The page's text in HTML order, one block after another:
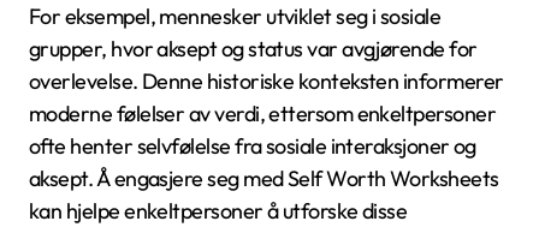
For eksempel, mennesker utviklet seg i sosiale
grupper, hvor aksept og status var avgjørende for
overlevelse. Denne historiske konteksten informerer
moderne følelser av verdi, ettersom enkeltpersoner
ofte henter selvfølelse fra sosiale interaksjoner og
aksept. Å engasjere seg med Self Worth Worksheets
kan hjelpe enkeltpersoner å utforske disse